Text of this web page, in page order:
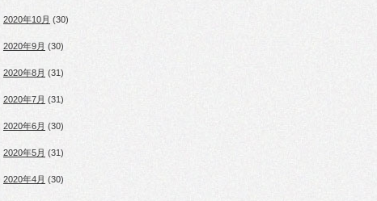
2020年10月 (30)
2020年9月 (30)
2020年8月 (31)
2020年7月 (31)
2020年6月 (30)
2020年5月 (31)
2020年4月 (30)